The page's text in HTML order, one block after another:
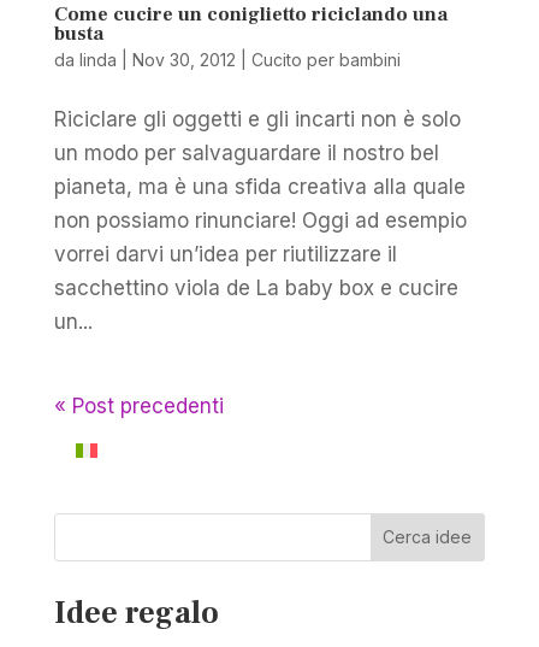
Come cucire un coniglietto riciclando una
busta
da linda Nov 30, 2012 Cucito per bambini
Riciclare gli oggetti e gli incarti non è solo
un modo per salvaguardare il nostro bel
pianeta, ma è una sfida creativa alla quale
non possiamo rinunciare! Oggi ad esempio
vorrei darvi un’idea per riutilizzare il
sacchettino viola de La baby box e cucire
un...
« Post precedenti
Cerca idee
Idee regalo